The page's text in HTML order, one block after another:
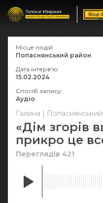
Галина |
«Дім згорів
прикро це
Переглядів 421
Місце подій:
Попаснянський район
Дата інтерв'ю:
15.02.2024
Спосіб запису:
Аудіо